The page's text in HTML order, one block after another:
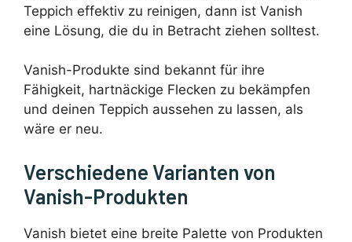
Teppich effektiv zu reinigen, dann ist Vanish
eine Lösung, die du in Betracht ziehen solltest.
Vanish-Produkte sind bekannt für ihre
Fähigkeit, hartnäckige Flecken zu bekämpfen
und deinen Teppich aussehen zu lassen, als
wäre er neu.
Verschiedene Varianten von
Vanish-Produkten
Vanish bietet eine breite Palette von Produkten